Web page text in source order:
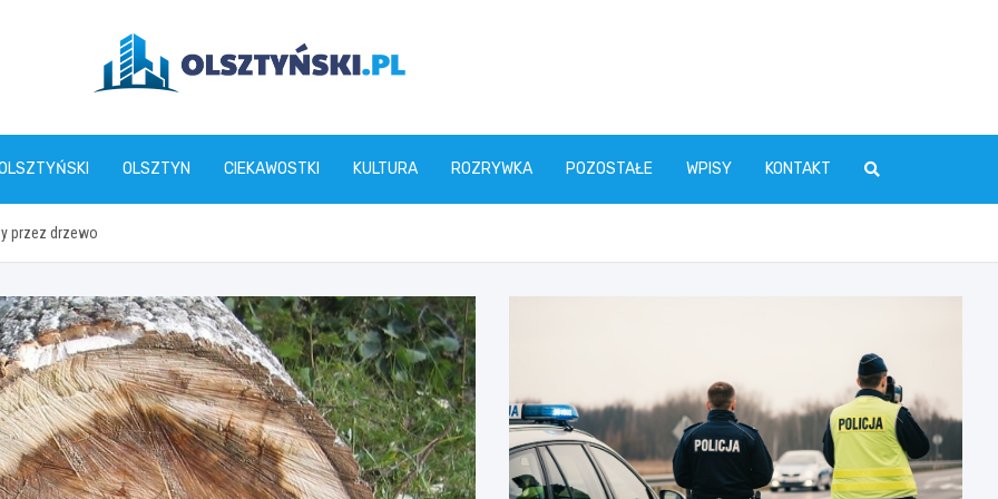
olsztynski.pl
OLSZTYN CIEKAWOSTKI KULTURA ROZRYWKA POZOSTAŁE WPISY KONTAKT
przez drzewo